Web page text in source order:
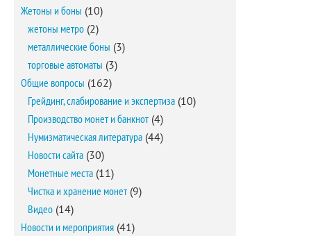
Жетоны и боны (10)
жетоны метро (2)
металлические боны (3)
торговые автоматы (3)
Общие вопросы (162)
Грейдинг, слабирование и экспертиза (10)
Производство монет и банкнот(4)
Нумизматическая литература (44)
Новости сайта (30)
Монетные места (11)
Чистка и хранение монет(9)
Видео (14)
Новости и мероприятия (41)